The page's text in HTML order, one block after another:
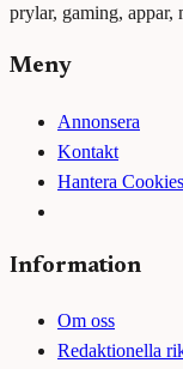
prylar, gaming, appar,
Meny
Annonsera
Kontakt
Hantera Cookies
Information
Om oss
Redaktionella